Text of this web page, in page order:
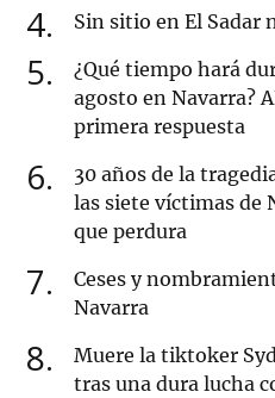
4 Sin sitio en El Sadar
5
¿Qué tiempo hará
agosto en Navarra?
primera respuesta
6
30 años de la
las siete víctimas de
que perdura
7
Ceses y
Navarra
8
Muere la tiktoker
tras una dura lucha